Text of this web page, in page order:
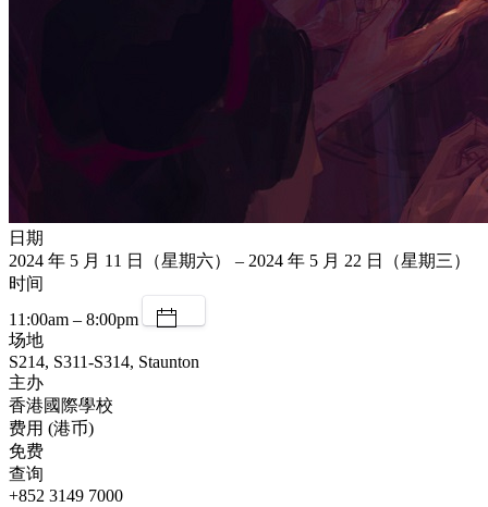
日期
2024 年 5 月 11 日（星期六） – 2024 年 5 月 22 日（星期三）
时间
11:00am – 8:00pm
场地
S214, S311-S314, Staunton
主办
香港國際學校
费用 (港币)
免费
查询
+852 3149 7000